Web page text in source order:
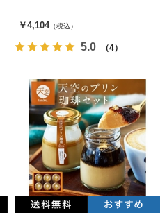
￥4,104（税込）
5.0 （4）